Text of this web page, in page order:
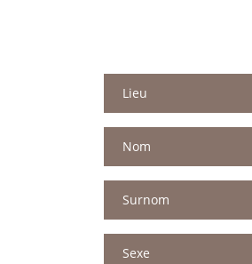
Lieu
Nom
Surnom
Sexe